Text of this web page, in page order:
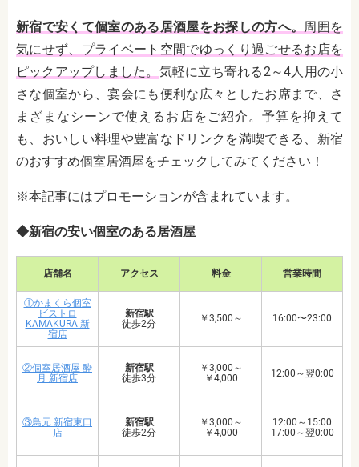
新宿で安くて個室のある居酒屋をお探しの方へ。 周囲を
気にせず、プライベート空間でゆっくり過ごせるお店を
ピックアップしました。 気軽に立ち寄れる2～4人用の小
さな個室から、宴会にも便利な広々としたお席まで、さ
まざまなシーンで使えるお店をご紹介。予算を抑えて
も、おいしい料理や豊富なドリンクを満喫できる、新宿
のおすすめ個室居酒屋をチェックしてみてください！
※本記事にはプロモーションが含まれています。
◆新宿の安い個室のある居酒屋
店舗名 アクセス 料金 営業時間
①かまくら個室
ビストロ
KAMAKURA 新
宿店
新宿駅
徒歩2分
￥3,500～ 16:00〜23:00
②個室居酒屋 酔
月 新宿店
新宿駅
徒歩3分
￥3,000～
￥4,000
12:00～翌0:00
③鳥元 新宿東口
店
新宿駅
徒歩2分
￥3,000～
￥4,000
12:00～15:00
17:00～翌0:00